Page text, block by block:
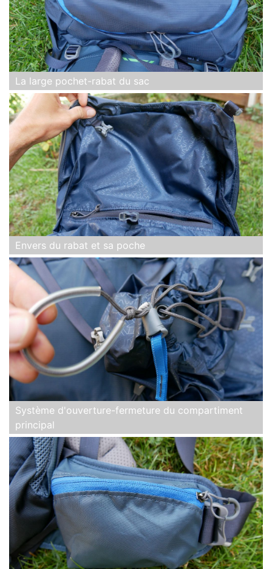
La large pochet-rabat du sac
Envers du rabat et sa poche
Système d'ouverture-fermeture du compartiment
principal